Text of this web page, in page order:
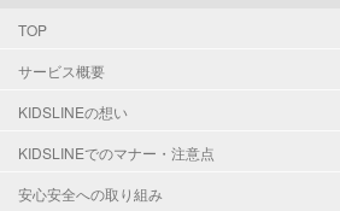
TOP
サービス概要
KIDSLINEの想い
KIDSLINEでのマナー・注意点
安心安全への取り組み